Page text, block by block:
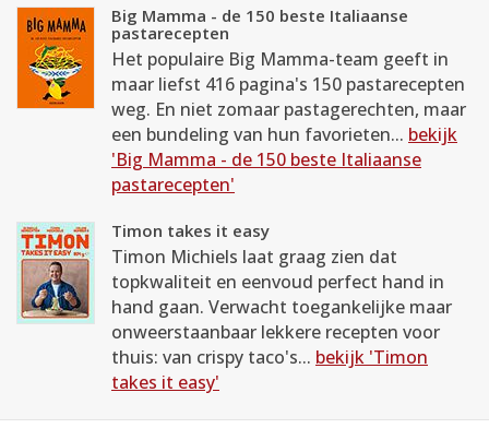
Big Mamma - de 150 beste Italiaanse
pastarecepten
Het populaire Big Mamma-team geeft in
maar liefst 416 pagina's 150 pastarecepten
weg. En niet zomaar pastagerechten, maar
een bundeling van hun favorieten... bekijk
'Big Mamma - de 150 beste Italiaanse
pastarecepten'
Timon takes it easy
Timon Michiels laat graag zien dat
topkwaliteit en eenvoud perfect hand in
hand gaan. Verwacht toegankelijke maar
onweerstaanbaar lekkere recepten voor
thuis: van crispy taco's... bekijk 'Timon
takes it easy'